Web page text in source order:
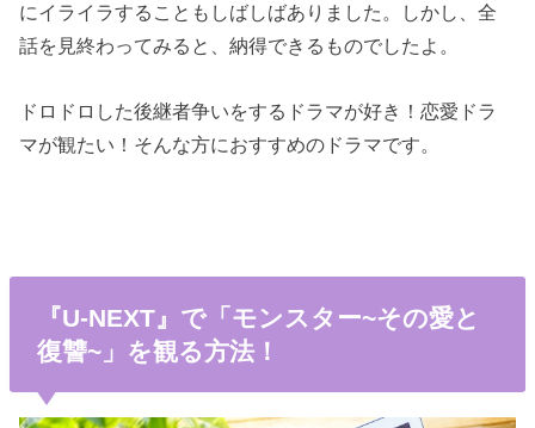
にイライラすることもしばしばありました。しかし、全
話を見終わってみると、納得できるものでしたよ。
ドロドロした後継者争いをするドラマが好き！恋愛ドラ
マが観たい！そんな方におすすめのドラマです。
『U-NEXT』で「モンスター~その愛と
復讐~」を観る方法！